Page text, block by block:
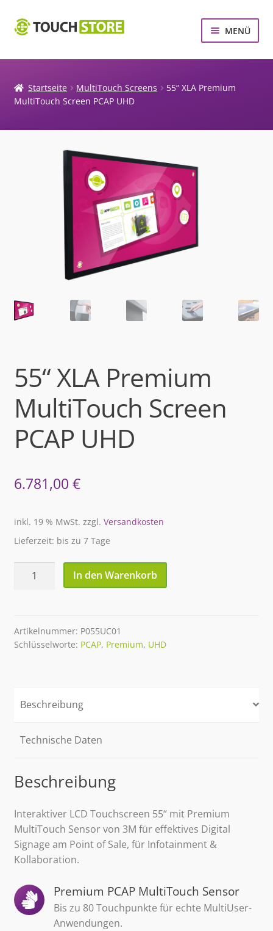
Zur
Zum
MENÜ
MULTITOUCH SCREENS
MULTITOUCH SYSTEME
Startseite MultiTouch Screens
55“ XLA Premium
MultiTouch Screen PCAP UHD
55“ XLA Premium
MultiTouch Screen
PCAP UHD
6.781,00 €
inkl. 19 % MwSt. zzgl. Versandkosten
Lieferzeit: bis zu 7 Tage
Screen
PCAP
In den Warenkorb
Artikelnummer: P055UC01
Schlüsselworte: PCAP, Premium, UHD
Beschreibung
Technische Daten
Beschreibung
Interaktiver LCD Touchscreen 55“ mit Premium
MultiTouch Sensor von 3M für effektives Digital
Signage am Point of Sale, für Infotainment &
Kollaboration.
Premium PCAP MultiTouch Sensor
Bis zu 80 Touchpunkte für echte MultiUser-
Anwendungen.